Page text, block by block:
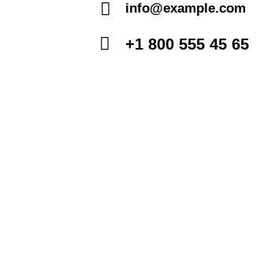
m
info@example.com
+1 800 555 45 65